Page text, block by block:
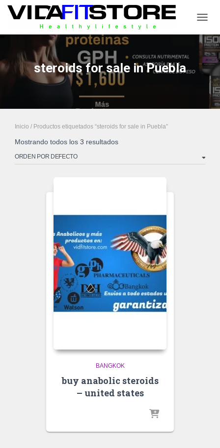
steroids for sale in Puebla
Inicio / Productos etiquetados “steroids for sale in Puebla”
Mostrando todos los 3 resultados
BANGKOK
buy anabolic steroids
– united states